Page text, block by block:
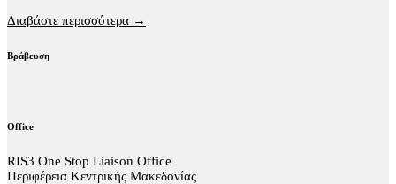
Διαβάστε περισσότερα →
Βράβευση
Office
RIS3 One Stop Liaison Office
Περιφέρεια Κεντρικής Μακεδονίας